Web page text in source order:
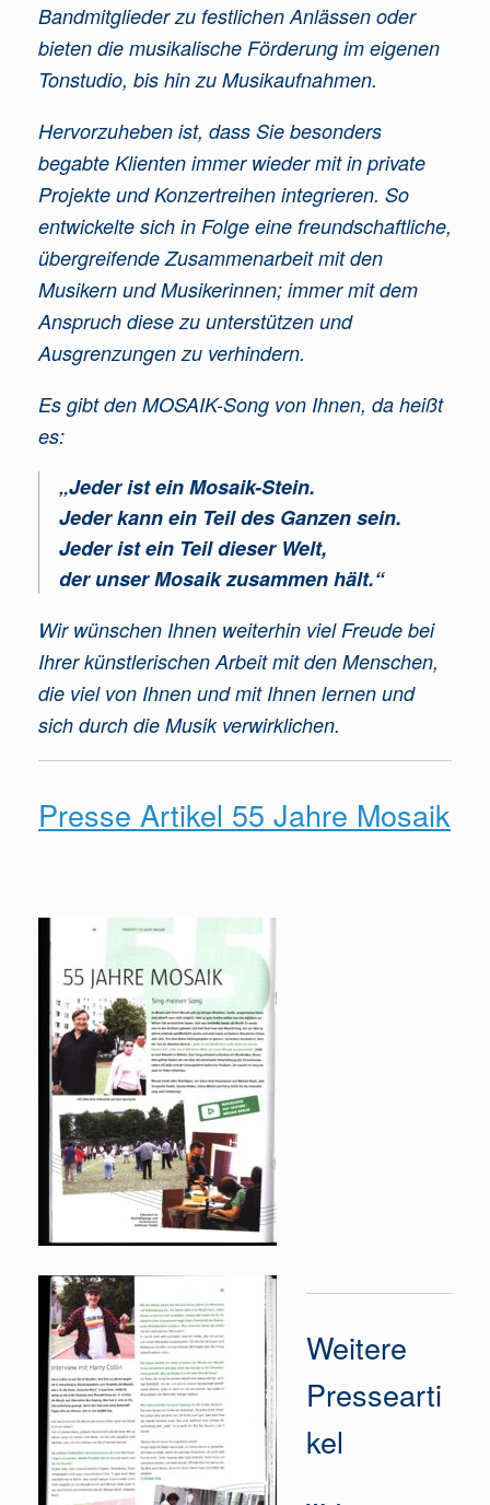
Bandmitglieder zu festlichen Anlässen oder
bieten die musikalische Förderung im eigenen
Tonstudio, bis hin zu Musikaufnahmen.
Hervorzuheben ist, dass Sie besonders
begabte Klienten immer wieder mit in private
Projekte und Konzertreihen integrieren. So
entwickelte sich in Folge eine freundschaftliche,
übergreifende Zusammenarbeit mit den
Musikern und Musikerinnen; immer mit dem
Anspruch diese zu unterstützen und
Ausgrenzungen zu verhindern.
Es gibt den MOSAIK-Song von Ihnen, da heißt
es:
„Jeder ist ein Mosaik-Stein.
Jeder kann ein Teil des Ganzen sein.
Jeder ist ein Teil dieser Welt,
der unser Mosaik zusammen hält.“
Wir wünschen Ihnen weiterhin viel Freude bei
Ihrer künstlerischen Arbeit mit den Menschen,
die viel von Ihnen und mit Ihnen lernen und
sich durch die Musik verwirklichen.
Presse Artikel 55 Jahre Mosaik
Weitere
Pressearti
kel